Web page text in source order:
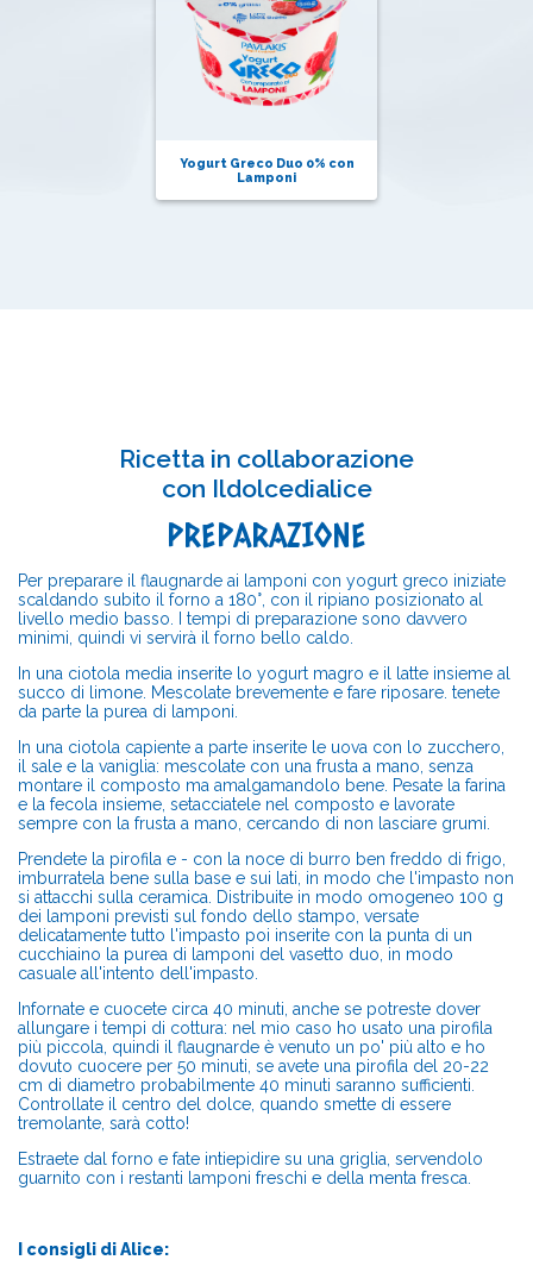
Yogurt Greco Duo 0% con
Lamponi
Ricetta in collaborazione
con Ildolcedialice
PREPARAZIONE
Per preparare il flaugnarde ai lamponi con yogurt greco iniziate
scaldando subito il forno a 180°, con il ripiano posizionato al
livello medio basso. I tempi di preparazione sono davvero
minimi, quindi vi servirà il forno bello caldo.
In una ciotola media inserite lo yogurt magro e il latte insieme al
succo di limone. Mescolate brevemente e fare riposare. tenete
da parte la purea di lamponi.
In una ciotola capiente a parte inserite le uova con lo zucchero,
il sale e la vaniglia: mescolate con una frusta a mano, senza
montare il composto ma amalgamandolo bene. Pesate la farina
e la fecola insieme, setacciatele nel composto e lavorate
sempre con la frusta a mano, cercando di non lasciare grumi.
Prendete la pirofila e - con la noce di burro ben freddo di frigo,
imburratela bene sulla base e sui lati, in modo che l'impasto non
si attacchi sulla ceramica. Distribuite in modo omogeneo 100 g
dei lamponi previsti sul fondo dello stampo, versate
delicatamente tutto l'impasto poi inserite con la punta di un
cucchiaino la purea di lamponi del vasetto duo, in modo
casuale all'intento dell'impasto.
Infornate e cuocete circa 40 minuti, anche se potreste dover
allungare i tempi di cottura: nel mio caso ho usato una pirofila
più piccola, quindi il flaugnarde è venuto un po' più alto e ho
dovuto cuocere per 50 minuti, se avete una pirofila del 20-22
cm di diametro probabilmente 40 minuti saranno sufficienti.
Controllate il centro del dolce, quando smette di essere
tremolante, sarà cotto!
Estraete dal forno e fate intiepidire su una griglia, servendolo
guarnito con i restanti lamponi freschi e della menta fresca.
I consigli di Alice: